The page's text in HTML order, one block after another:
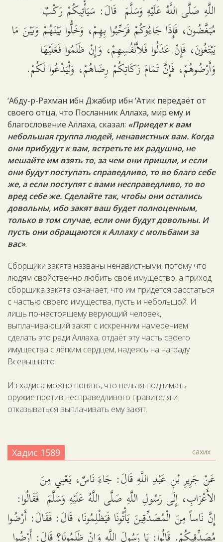
اللَّهِ صَلَّى اللَّهُ عَلَيْهِ وَسَلَّمَ قَالَ: سَيَأْتِيكُمْ رَكْبٌ
مُبَغَّضُونَ، فَإِذَا جَاءُوكُمْ فَرَحِّبُوا بِهِمْ، وَخَلُّوا بَيْنَهُمْ وَبَيْنَ مَا
يَبْتَغُونَ، فَإِنْ عَدَلُوا فَلأَنْفُسِهِمْ، وَإِنْ ظَلَمُوا فَعَلَيْهَا
وَأَرْضُوهُمْ، فَإِنَّ تَمَامَ زَكَاتِكُمْ رِضَاهُمْ، وَلْيَدْعُوا لَكُمْ.
‘Абду-р-Рахман ибн Джабир ибн ‘Атик передаёт от
своего отца, что Посланник Аллаха, мир ему и
благословение Аллаха, сказал: «Приедет к вам
небольшая группа людей, ненавистных вам. Когда
они прибудут к вам, встретьте их радушно, не
мешайте им взять то, за чем они пришли, и если
они будут поступать справедливо, то во благо себе
же, а если поступят с вами несправедливо, то во
вред себе же. Сделайте так, чтобы они остались
довольны, ибо закят ваш будет полноценным,
только в том случае, если они будут довольны. И
пусть они обращаются к Аллаху с мольбами за
вас».
Сборщики закята названы ненавистными, потому что
людям свойственно любить своё имущество, а приход
сборщика закята означает, что им придётся расстаться
с частью своего имущества, пусть и небольшой. И
лишь по-настоящему верующий человек,
выплачивающий закят с искренним намерением
сделать это ради Аллаха, отдаёт эту часть своего
имущества с лёгким сердцем, надеясь на награду
Всевышнего.
Из хадиса можно понять, что нельзя поднимать
оружие против несправедливого правителя и
отказываться выплачивать ему закят.
Хадис 1589 сахих
عَنْ جَرِيرِ بْنِ عَبْدِ اللَّهِ قَالَ: جَاءَ نَاسٌ، يَعْنِي مِنَ
الأَعْرَابِ، إِلَى رَسُولِ اللَّهِ صَلَّى اللَّهُ عَلَيْهِ وَسَلَّمَ فَقَالُوا:
إِنَّ نَاساً مِنَ الْمُصَدِّقِينَ يَأْتُونَا فَيَظْلِمُونَا، قَالَ: فَقَالَ: أَرْضُوا